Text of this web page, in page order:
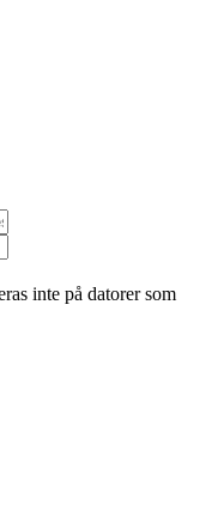
inte på datorer som